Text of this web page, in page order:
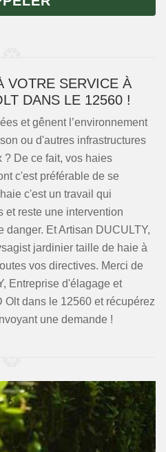
VOTRE SERVICE À
DANS LE 12560 !
et gênent l’environnement
ou d'autres infrastructures
? De ce fait, vos haies
c'est préférable de se
c'est un travail qui
et reste une intervention
danger. Et Artisan DUCULTY,
jardinier taille de haie à
vos directives. Merci de
Entreprise d'élagage et
Olt dans le 12560 et récupérez
une demande !